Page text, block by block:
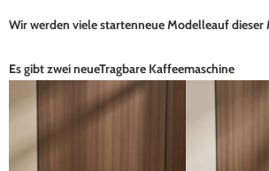
Wir werden viele startenneue Modelleauf dieser
Es gibt zwei neueTragbare Kaffeemaschine